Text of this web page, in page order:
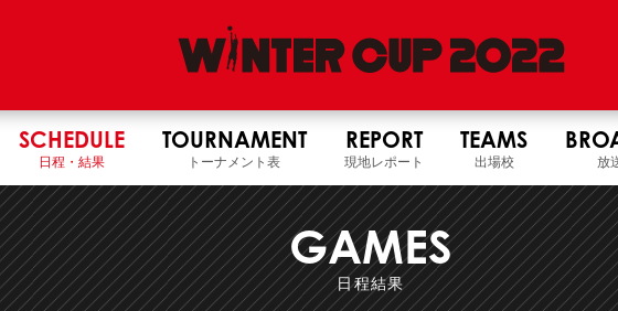
SCHEDULE
日程・結果
TOURNAMENT
トーナメント表
REPORT
現地レポート
TEAMS
出場校 放
GAMES
日程結果